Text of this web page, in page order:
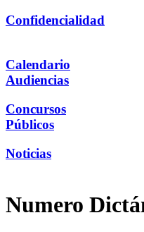
Confidencialidad
Calendario
Audiencias
Concursos
Públicos
Noticias
Numero